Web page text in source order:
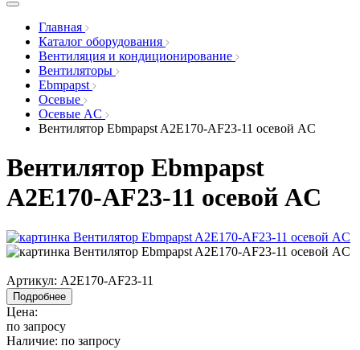
Главная
Каталог оборудования
Вентиляция и кондиционирование
Вентиляторы
Ebmpapst
Осевые
Осевые AC
Вентилятор Ebmpapst A2E170-AF23-11 осевой AC
Вентилятор Ebmpapst
A2E170-AF23-11 осевой AC
Артикул: A2E170-AF23-11
Подробнее
Цена:
по запросу
Наличие: по запросу